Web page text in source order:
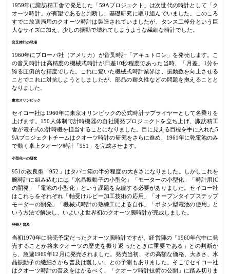
1959年に諏訪精工舎で発足した「59Aプロジェクト」は次世代の時計として「ク
オーツ時計」が有望であると判断し、基礎研究に取り組んでいました。このころ
すでに放送局用のクオーツ時計は製造されていましたが、タンス二棹分という巨
大なサイズに加え、少しの振動で壊れてしまうような繊細な時計でした。
音叉時計の登場
1960年にブローバ社（アメリカ）が音叉時計「アキュトロン」を発売します。こ
の音叉時計は高精度の機械式時計が日差10秒程度であった当時、「月差」1分を
誇る圧倒的な精度でした。これに驚いた機械式時計業界は、振動数を向上させる
ことでこれに対抗しようとしましたが、部品の耐久性などの問題を抱えることと
なりました。
東京オリンピック
セイコー社は1960年に東京オリンピックの公式時計サプライヤーとして名乗りを
上げます。150人体制で計時機器の自社開発プロジェクトを立ち上げ、諏訪精工
舎が電子式の計時機を担当することになりました。目に見える目標を手に入れた5
9Aプロジェクトチームはクオーツ時計の研究をさらに進め、1961年に乾電池のみ
で動く卓上クオーツ時計「951」を完成させます。
小型化への研究
951の改良型「952」はタバコ箱の半分程度の大きさになりました。しかしこれを
腕時計に組み込むには「水晶振動子の小型化」「モーターの小型化」「時計用IC
の開発」「電池の小型化」という課題を克服する必要がありました。セイコー社
はこれらをそれぞれ「軸受けルビー加工技術の応用」「オープンタイプステップ
モーターの開発」「機械式時計の熟練工による自作」「ボタン型電池の使用」と
いう方法で解決し、いよいよ世界初のクオーツ腕時計が完成しました。
発売と普及
当初1970年に発売予定だったクオーツ腕時計ですが、経営陣の「1960年代中に発
売することが将来クオーツの歴史を振り返ったときに重要である」との判断か
ら、急遽1969年12月に発売されました。発売当初、その高額な価格、大きさ、水
晶振動子の繊細さから普及は難しい、との予測もありました。そこでセイコー社
はクオーツ時計の普及をはかるべく、「クオーツ時計技術の公開」に踏み切りま